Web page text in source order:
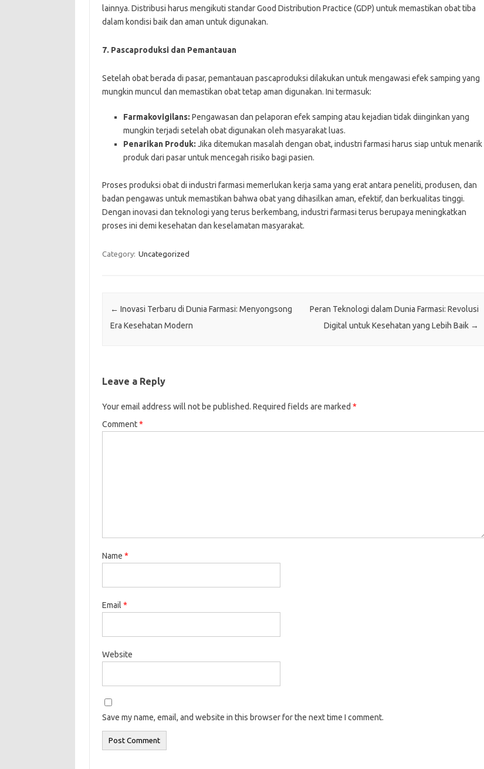
lainnya. Distribusi harus mengikuti standar Good Distribution Practice (GDP) untuk memastikan obat tiba
dalam kondisi baik dan aman untuk digunakan.
7. Pascaproduksi dan Pemantauan
Setelah obat berada di pasar, pemantauan pascaproduksi dilakukan untuk mengawasi efek samping yang
mungkin muncul dan memastikan obat tetap aman digunakan. Ini termasuk:
Farmakovigilans: Pengawasan dan pelaporan efek samping atau kejadian tidak diinginkan yang
mungkin terjadi setelah obat digunakan oleh masyarakat luas.
Penarikan Produk: Jika ditemukan masalah dengan obat, industri farmasi harus siap untuk menarik
produk dari pasar untuk mencegah risiko bagi pasien.
Proses produksi obat di industri farmasi memerlukan kerja sama yang erat antara peneliti, produsen, dan
badan pengawas untuk memastikan bahwa obat yang dihasilkan aman, efektif, dan berkualitas tinggi.
Dengan inovasi dan teknologi yang terus berkembang, industri farmasi terus berupaya meningkatkan
proses ini demi kesehatan dan keselamatan masyarakat.
Category: Uncategorized
Post navigation
← Inovasi Terbaru di Dunia Farmasi: Menyongsong
Era Kesehatan Modern
Peran Teknologi dalam Dunia Farmasi: Revolusi
Digital untuk Kesehatan yang Lebih Baik →
Leave a Reply
Your email address will not be published. Required fields are marked *
Comment*
Name *
Email *
Website
Save my name, email, and website in this browser for the next time I comment.